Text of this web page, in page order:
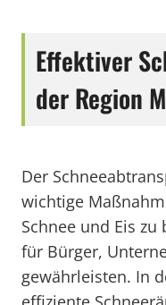
Effektiver
der Region
Der
wichtige
Schnee und Eis
für Bürger,
gewährleisten. In